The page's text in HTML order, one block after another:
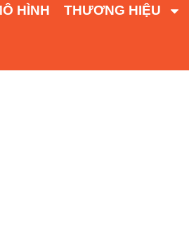
HÌNH THƯƠNG HIỆU